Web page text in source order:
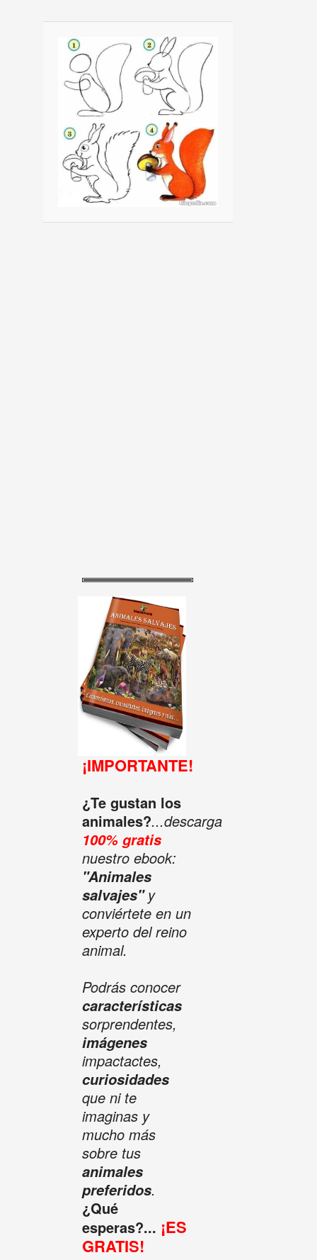
¡IMPORTANTE!
¿Te gustan los
animales?...descarga
100% gratis
nuestro ebook:
"Animales
salvajes"y
conviértete en un
experto del reino
animal.
Podrás conocer
características
sorprendentes,
imágenes
impactactes,
curiosidades
que ni te
imaginas y
mucho más
sobre tus
animales
preferidos.
¿Qué
esperas?... ¡ES
GRATIS!